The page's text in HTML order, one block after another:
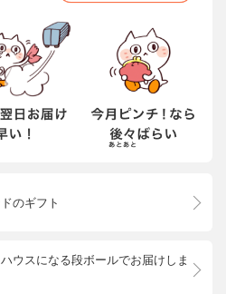
のギフト
ウスになる段ボールでお届けしま